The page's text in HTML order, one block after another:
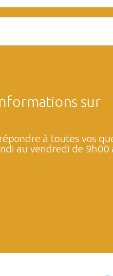
sur
à toutes vos
au vendredi de